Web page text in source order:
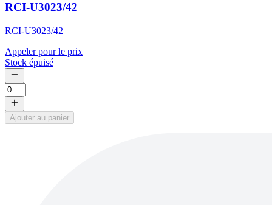
RCI-U3023/42
RCI-U3023/42
Appeler pour le prix
Stock épuisé
Ajouter au panier